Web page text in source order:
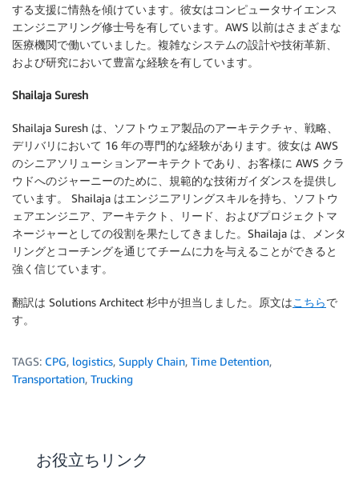
する支援に情熱を傾けています。彼女はコンピュータサイエンス
エンジニアリング修士号を有しています。AWS 以前はさまざまな
医療機関で働いていました。複雑なシステムの設計や技術革新、
および研究において豊富な経験を有しています。
Shailaja Suresh
Shailaja Suresh は、ソフトウェア製品のアーキテクチャ、戦略、
デリバリにおいて 16 年の専門的な経験があります。彼女は AWS
のシニアソリューションアーキテクトであり、お客様に AWS クラ
ウドへのジャーニーのために、規範的な技術ガイダンスを提供し
ています。 Shailaja はエンジニアリングスキルを持ち、ソフトウ
ェアエンジニア、アーキテクト、リード、およびプロジェクトマ
ネージャーとしての役割を果たしてきました。Shailaja は、メンタ
リングとコーチングを通じてチームに力を与えることができると
強く信じています。
翻訳は Solutions Architect 杉中が担当しました。原文はこちらで
す。
TAGS: CPG, logistics, Supply Chain, Time Detention,
Transportation, Trucking
お役立ちリンク